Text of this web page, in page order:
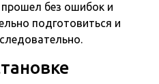
без ошибок и
подготовиться и